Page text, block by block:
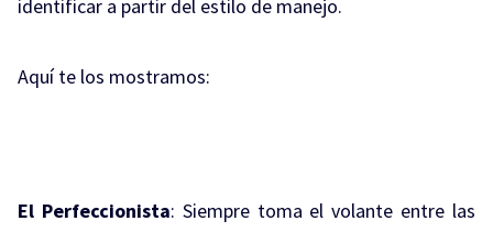
identificar a partir del estilo de manejo.
Aquí te los mostramos:
El Perfeccionista: Siempre toma el volante entre las